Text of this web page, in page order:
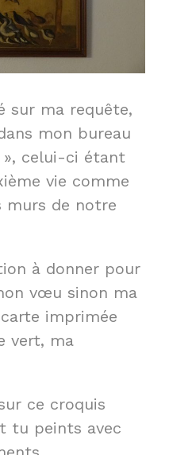
sur ma requête,
mon bureau
», celui-ci étant
vie comme
murs de notre
à donner pour
vœu sinon ma
imprimée
vert, ma
ce croquis
tu peints avec